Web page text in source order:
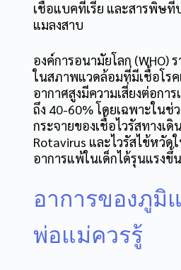
เชื้อแบคทีเรีย และสารพิษที่
แมลงสาบ
องค์การอนามัยโลก (WHO)
ในสภาพแวดล้อมที่มีเชื้อโร
อากาศสูงมีความเสี่ยงต่อกา
ถึง 40-60% โดยเฉพาะในช่
กระจายของเชื้อไวรัสทางเดิ
Rotavirus และไวรัสไข้หวั
อาการแพ้ในเด็กได้รุนแรงขึ้น
อาการของภูมิ
พ่อแม่ควรรู้